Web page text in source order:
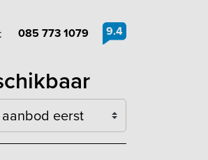
9.4
085 773 1079